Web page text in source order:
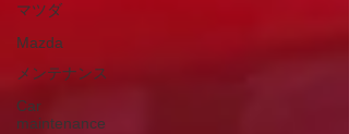
マツダ
Mazda
メンテナンス
Car
maintenance